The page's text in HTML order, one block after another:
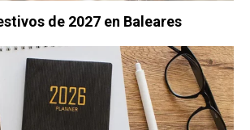
de 2027 en Baleares